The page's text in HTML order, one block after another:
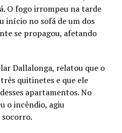
O fogo irrompeu na tarde
início no sofá de um dos
se propagou, afetando
Dallalonga, relatou que o
quitinetes e que ele
apartamentos. No
o incêndio, agiu